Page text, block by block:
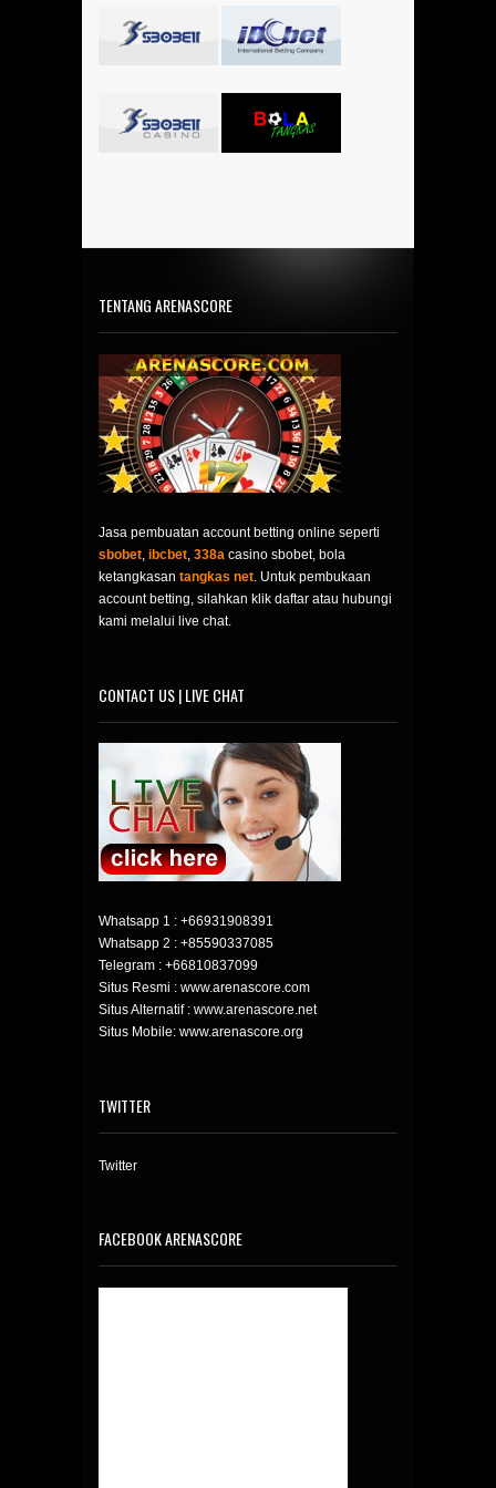
TENTANG ARENASCORE
Jasa pembuatan account betting online seperti
sbobet, ibcbet, 338a casino sbobet, bola
ketangkasan tangkas net. Untuk pembukaan
account betting, silahkan klik daftar atau hubungi
kami melalui live chat.
CONTACT US | LIVE CHAT
Whatsapp 1 : +66931908391
Whatsapp 2 : +85590337085
Telegram : +66810837099
Situs Resmi : www.arenascore.com
Situs Alternatif : www.arenascore.net
Situs Mobile: www.arenascore.org
TWITTER
Twitter
FACEBOOK ARENASCORE